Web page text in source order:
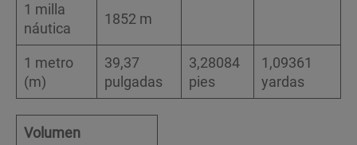
1 milla
náutica
1852 m
1 metro
(m)
39,37
pulgadas
3,28084
pies
1,09361
yardas
Volumen